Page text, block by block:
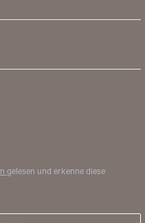
gelesen und erkenne diese